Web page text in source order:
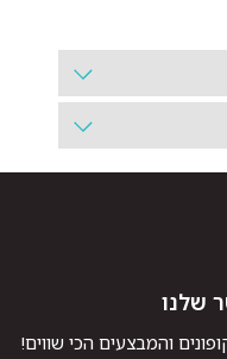
שלנו
והמבצעים הכי שווים!